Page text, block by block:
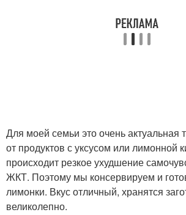
Для моей семьи это очень актуальная
от продуктов с уксусом или лимонной
происходит резкое ухудшение
ЖКТ. Поэтому мы консервируем и
лимонки. Вкус отличный, хранятся
великолепно.